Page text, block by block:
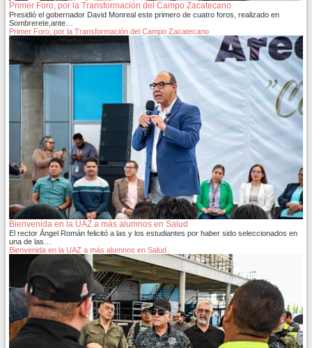
Primer Foro, por la Transformación del Campo Zacatecano
Presidió el gobernador David Monreal este primero de cuatro foros, realizado en
Sombrerete,ante…
Primer Foro, por la Transformación del Campo Zacatecano
Bienvenida en la UAZ a más alumnos en Salud
El rector Ángel Román felicitó a las y los estudiantes por haber sido seleccionados en
una de las…
Bienvenida en la UAZ a más alumnos en Salud